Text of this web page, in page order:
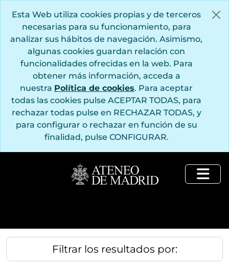
Esta Web utiliza cookies propias y de terceros
necesarias para su funcionamiento, para
analizar sus hábitos de navegación. Asimismo,
algunas cookies guardan relación con
funcionalidades ofrecidas en la web. Para
obtener más información, acceda a
nuestra Política de cookies. Para aceptar
todas las cookies pulse ACEPTAR TODAS, para
rechazar todas pulse en RECHAZAR TODAS, y
para configurar o rechazar en función de su
finalidad, pulse CONFIGURAR.
Filtrar los resultados por: